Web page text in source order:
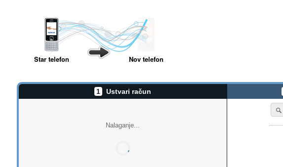
Star telefon Nov telefon
1 Ustvari račun
Nalaganje...